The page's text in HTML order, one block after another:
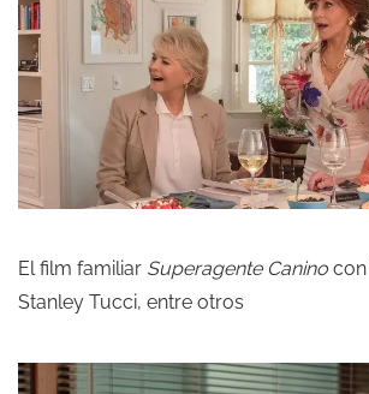
El film familiar Superagente Canino
Stanley Tucci, entre otros